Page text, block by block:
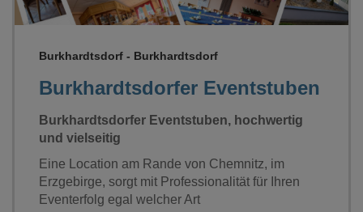
Burkhardtsdorfer Eventstuben
Burkhardtsdorf - Burkhardtsdorf
Burkhardtsdorfer Eventstuben, hochwertig
und vielseitig
Eine Location am Rande von Chemnitz, im
Erzgebirge, sorgt mit Professionalität für Ihren
Eventerfolg egal welcher Art